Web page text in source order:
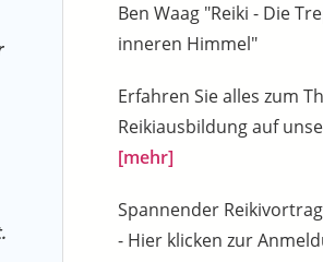
Ben Waag "Reiki - Die
inneren Himmel"
Erfahren Sie alles zum
Reikiausbildung auf
[mehr]
Spannender
- Hier klicken zur